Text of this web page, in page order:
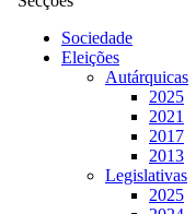
Sociedade
Eleições
Autárquicas
2025
2021
2017
2013
Legislativas
2025